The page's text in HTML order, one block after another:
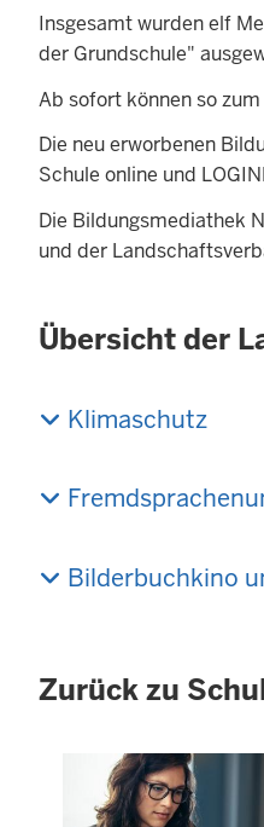
Insgesamt wurden elf
der Grundschule"
Ab sofort können so
Die neu erworbenen
Schule online und
Die Bildungsmediathek
und der
Übersicht der
Klimaschutz
Bilderbuchkino
Zurück zu